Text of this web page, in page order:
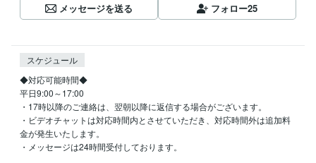
メッセージを送る
フォロー25
スケジュール
◆対応可能時間◆
平日9:00～17:00
・17時以降のご連絡は、翌朝以降に返信する場合がございます。
・ビデオチャットは対応時間内とさせていただき、対応時間外は追加料
金が発生いたします。
・メッセージは24時間受付しております。